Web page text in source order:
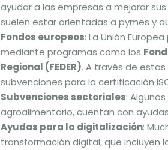
ayudar a las empresas a mejorar
suelen estar orientadas a pymes y
Fondos europeos: La Unión
mediante programas como los
Regional (FEDER). A través de
subvenciones para la certificación
Subvenciones sectoriales:
agroalimentario, cuentan con
Ayudas para la digitalización:
transformación digital, que incluyen